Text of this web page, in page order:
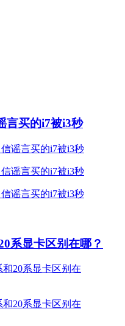
言买的i7被i3秒
系显卡区别在哪？